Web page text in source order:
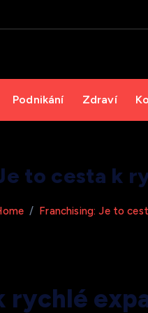
Podnikání Zdraví
to cesta k
Franchising: Je to